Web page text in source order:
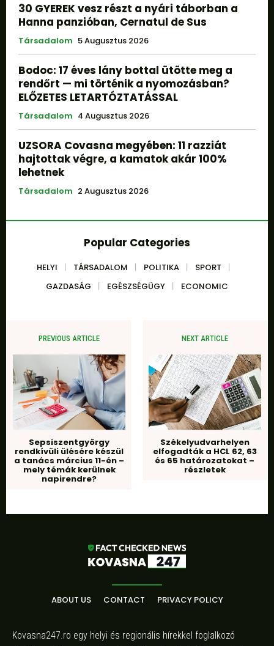
30 GYEREK vesz részt a nyári táborban a
Hanna panzióban, Cernatul de Sus
Társadalom 5 Augusztus 2026
Bodoc: 17 éves lány bottal ütötte meg a
rendőrt — mi történik a nyomozásban?
ELŐZETES LETARTÓZTATÁSSAL
Társadalom 4 Augusztus 2026
UZSORA Covasna megyében: 11 razziát
hajtottak végre, a kamatok akár 100%
lehetnek
Társadalom 2 Augusztus 2026
Popular Categories
HELYI TÁRSADALOM POLITIKA
SPORT
GAZDASÁG
EGÉSZSÉGÜGY ECONOMIC
PREVIOUS ARTICLE
Sepsiszentgyörgy
rendkívüli ülésére készül
a tanács március 11-én –
mely témák kerülnek
napirendre?
NEXT ARTICLE
Székelyudvarhelyen
elfogadták a HCL 62, 63
és 65 határozatokat –
részletek
ABOUT US CONTACT PRIVACY POLICY
Kovasna247.ro egy helyi és regionális hírekkel foglalkozó